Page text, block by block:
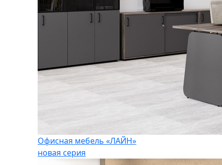
Офисная мебель «ЛАЙН»
новая серия